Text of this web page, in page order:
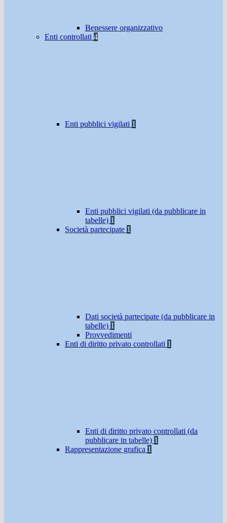
Benessere organizzativo
Enti controllati 4
Enti pubblici vigilati 1
Enti pubblici vigilati (da pubblicare in
tabelle) 1
Società partecipate 1
Dati società partecipate (da pubblicare in
tabelle) 1
Provvedimenti
Enti di diritto privato controllati 1
Enti di diritto privato controllati (da
pubblicare in tabelle) 1
Rappresentazione grafica 1